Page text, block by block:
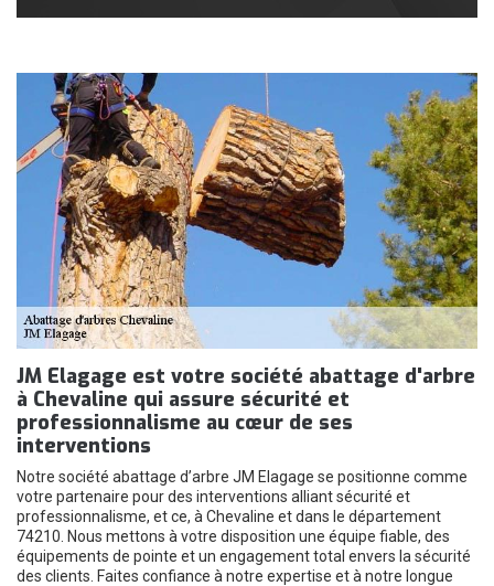
JM Elagage est votre société abattage d'arbre
à Chevaline qui assure sécurité et
professionnalisme au cœur de ses
interventions
Notre société abattage d’arbre JM Elagage se positionne comme
votre partenaire pour des interventions alliant sécurité et
professionnalisme, et ce, à Chevaline et dans le département
74210. Nous mettons à votre disposition une équipe fiable, des
équipements de pointe et un engagement total envers la sécurité
des clients. Faites confiance à notre expertise et à notre longue